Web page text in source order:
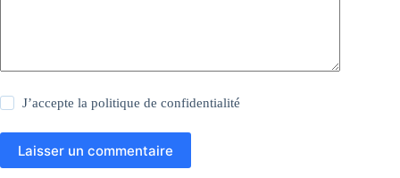
J’accepte lapolitique de confidentialité
Laisser un commentaire